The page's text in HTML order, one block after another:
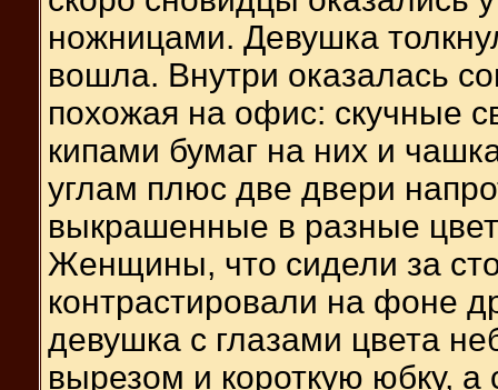
ножницами. Девушка
вошла. Внутри оказалась
похожая на офис: скучные
кипами бумаг на них и
углам плюс две двери
выкрашенные в разные
Женщины, что сидели за
контрастировали на фоне
девушка с глазами цвета
вырезом и короткую юбку,